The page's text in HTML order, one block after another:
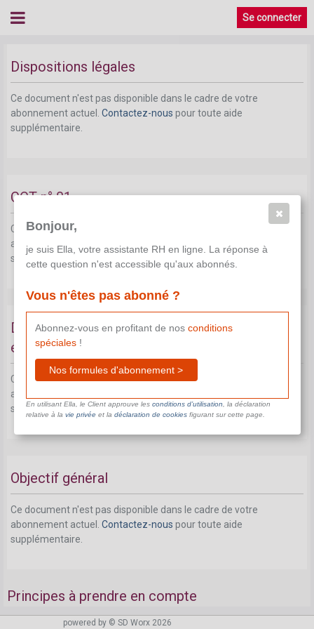
Se connecter
Quelle réglementation est importante?
Dispositions légales
Ce document n'est pas disponible dans le cadre de votre
abonnement actuel. Contactez-nous pour toute aide
supplémentaire.
CCT n° 81
Ce document n'est pas disponible dans le cadre de votre
abonnement actuel.
Contactez-nous
pour toute aide
supplémentaire.
Définition des données de communication
électroniques selon la CCT n° 81
Ce document n'est pas disponible dans le cadre de votre
abonnement actuel.
supplémentaire.
Objectif général
Ce document n'est pas disponible dans le cadre de votre
abonnement actuel. Contactez-nous pour toute aide
supplémentaire.
Principes à prendre en compte
powered by © SD Worx 2026
Bonjour,
je suis Ella, votre assistante RH en ligne. La réponse à
cette question n'est accessible qu'aux abonnés.
Vous n'êtes pas abonné ?
Abonnez-vous en profitant de nos conditions
spéciales!
Nos formules d'abonnement >
En utilisant Ella, le Client approuve les conditions d’utilisation , la déclaration
relative à la vie privéeet la déclaration de cookiesfigurant sur cette page.